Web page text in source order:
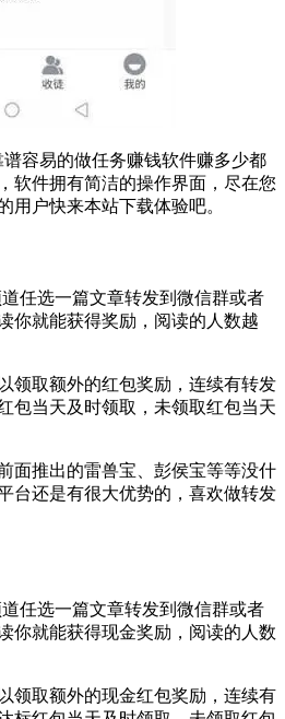
容易的做任务赚钱软件赚多少都
软件拥有简洁的操作界面，尽在您
用户快来本站下载体验吧。
道任选一篇文章转发到微信群或者
你就能获得奖励，阅读的人数越
领取额外的红包奖励，连续有转发
包当天及时领取，未领取红包当天
面推出的雷兽宝、彭侯宝等等没什
台还是有很大优势的，喜欢做转发
道任选一篇文章转发到微信群或者
你就能获得现金奖励，阅读的人数
领取额外的现金红包奖励，连续有